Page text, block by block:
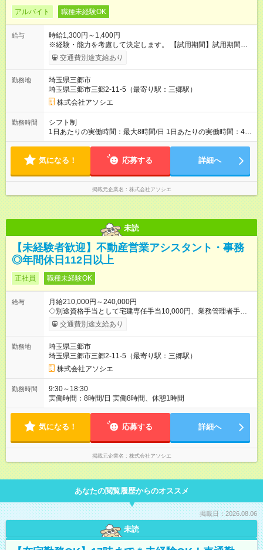
アルバイト 職種未経験OK
給与
時給1,300円～1,400円
※経験・能力を考慮して決定します。 【試用期間】試用期間あ
り 試用期間の長さ：1ヶ月 ※ 雇用形態と給与に、本採用時と異
なる部分があります。 雇用形態：本採用時と同じです。 給与：
交通費別途支給あり
勤務地
埼玉県三郷市
埼玉県三郷市三郷2-11-5（最寄り駅：三郷駅）
株式会社アソシエ
勤務時間
シフト制
1日あたりの実働時間：最大8時間/日 1日あたりの実働時間：4時
間～ シフト例 ・10時00分～15時00分 ・13時00分～18時00分
気になる！ 応募する 詳細へ
掲載元企業名 株式会社アソシエ
未読
【未経験者歓迎】不動産営業アシスタント・事務
◎年間休日112日以上
正社員 職種未経験OK
給与
月給210,000円～240,000円
◇別途資格手当として宅建専任手当10,000円、業務管理者手当
10,000円、社内CS資格3,000円～10,000円を該当者に別途支
給。 ※経験・能力を考慮して決定します。 【試用期間】試用期
じです。
交通費別途支給あり
勤務地
埼玉県三郷市
埼玉県三郷市三郷2-11-5（最寄り駅：三郷駅）
株式会社アソシエ
勤務時間
9:30～18:30
実働時間：8時間/日 実働8時間、休憩1時間
気になる！ 応募する 詳細へ
掲載元企業名 株式会社アソシエ
あなたの閲覧履歴からのオススメ
掲載日：2026.08.06
未読